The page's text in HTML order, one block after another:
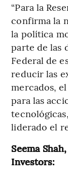
“Para la
confirma la
la política
parte de las
Federal de
reducir las
mercados,
para las
liderado el
Seema
Investors: